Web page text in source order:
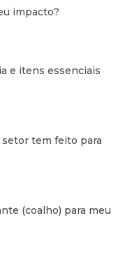
impacto?
e itens essenciais
tem feito para
(coalho) para meu